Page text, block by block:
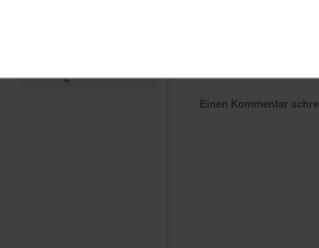
e
Einen Kommentar